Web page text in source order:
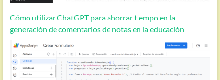
Cómo utilizar ChatGPT para ahorrar tiempo en la
generación de comentarios de notas en la educación